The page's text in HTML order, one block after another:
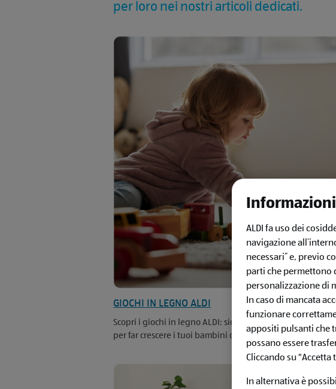
per loro nei nostri articoli dedicati.
GIOCHI IN LEGNO ALDI
Scopri i giochi in legno ALDI: sicuri, educativi e sostenibili.
per far crescere i tuoi bambini con fantasia e creatività.
ALDI fa uso dei
navigazione
necessari” e, previo
parti che permettono
personalizzazione di
In caso di mancata
funzionare
appositi pulsanti che
possano essere
Cliccando su
In alternativa è